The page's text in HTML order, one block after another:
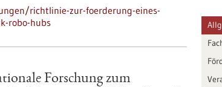
richtlinie-zur-foerderung-eines-
robo-hubs
Forschung zum